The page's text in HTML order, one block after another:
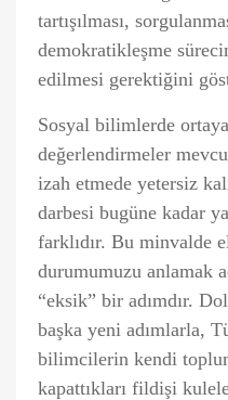
tartışılması,
demokratikleşme
edilmesi gerektiğini
Sosyal bilimlerde
değerlendirmeler
izah etmede yetersiz
darbesi bugüne kadar
farklıdır. Bu minvalde
durumumuzu anlamak
“eksik” bir adımdır.
başka yeni adımlarla,
bilimcilerin kendi
kapattıkları fildişi